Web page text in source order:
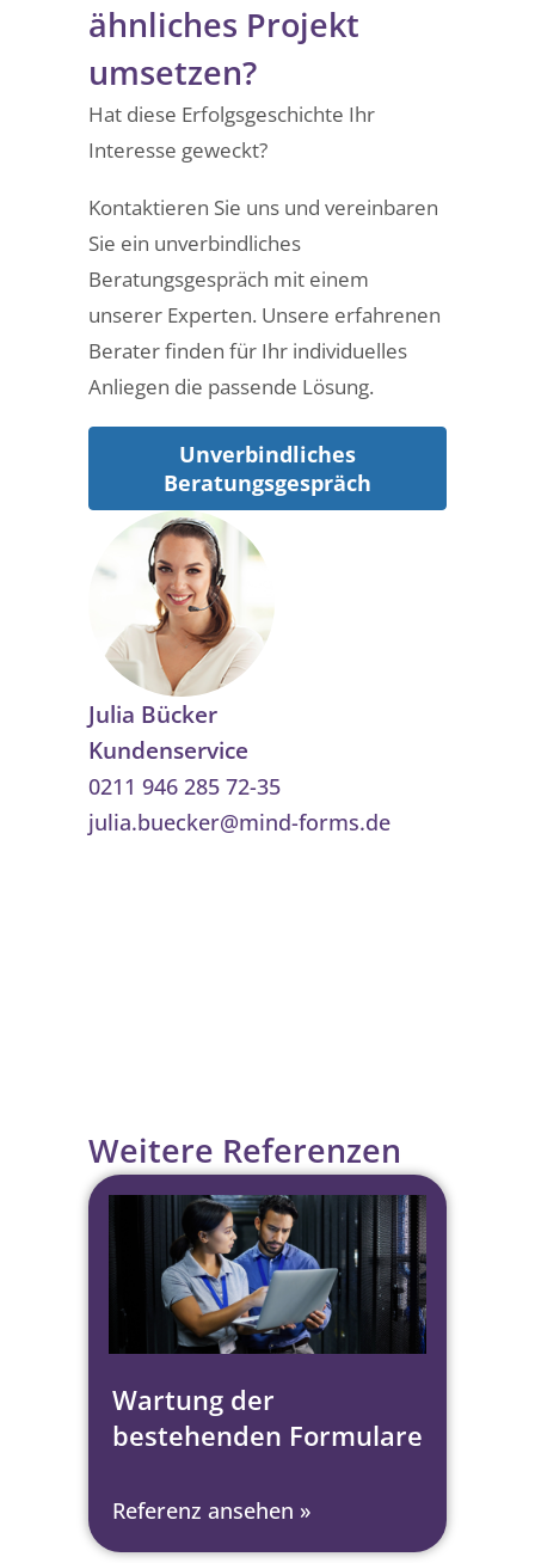
ähnliches Projekt
umsetzen?
Hat diese Erfolgsgeschichte Ihr
Interesse geweckt?
Kontaktieren Sie uns und vereinbaren
Sie ein unverbindliches
Beratungsgespräch mit einem
unserer Experten. Unsere erfahrenen
Berater finden für Ihr individuelles
Anliegen die passende Lösung.
Unverbindliches
Beratungsgespräch
Julia Bücker
Kundenservice
0211 946 285 72-35
julia.buecker@mind-forms.de
Weitere Referenzen
Wartung der
bestehenden Formulare
Referenz ansehen »